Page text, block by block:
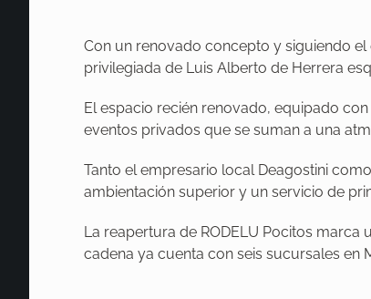
Con un renovado concepto y siguiendo el
privilegiada de Luis Alberto de Herrera
El espacio recién renovado, equipado
eventos privados que se suman a una
Tanto el empresario local Deagostini
ambientación superior y un servicio de
La reapertura de RODELU Pocitos
cadena ya cuenta con seis sucursales en